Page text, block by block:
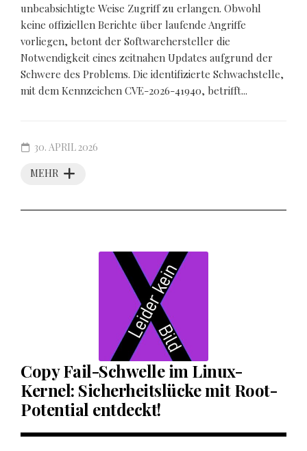
unbeabsichtigte Weise Zugriff zu erlangen. Obwohl
keine offiziellen Berichte über laufende Angriffe
vorliegen, betont der Softwarehersteller die
Notwendigkeit eines zeitnahen Updates aufgrund der
Schwere des Problems. Die identifizierte Schwachstelle,
mit dem Kennzeichen CVE-2026-41940, betrifft...
MEHR
30. APRIL 2026
Copy Fail-Schwelle im Linux-
Kernel: Sicherheitslücke mit Root-
Potential entdeckt!